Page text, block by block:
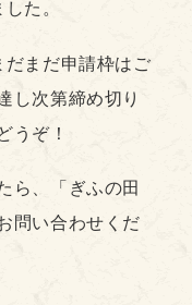
た。
まだ申請枠はご
し次第締め切り
うぞ！
ら、「ぎふの田
問い合わせくだ